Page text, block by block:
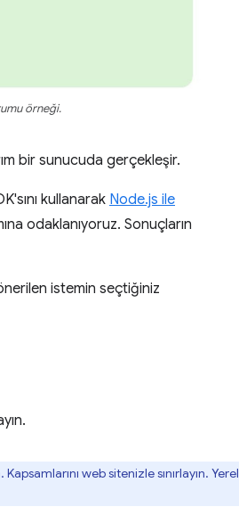
örneği.
bir sunucuda gerçekleşir.
kullanarak Node.js ile
odaklanıyoruz. Sonuçların
istemin seçtiğiniz
web sitenizle sınırlayın. Yerel